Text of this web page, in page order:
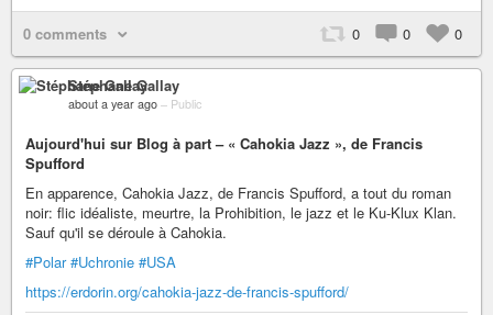
0 comments 0 0 0
Stéphane Gallay
about a year ago – Public
Aujourd'hui sur Blog à part – « Cahokia Jazz », de Francis
Spufford
En apparence, Cahokia Jazz, de Francis Spufford, a tout du roman
noir: flic idéaliste, meurtre, la Prohibition, le jazz et le Ku-Klux Klan.
Sauf qu'il se déroule à Cahokia.
#Polar #Uchronie #USA
https://erdorin.org/cahokia-jazz-de-francis-spufford/